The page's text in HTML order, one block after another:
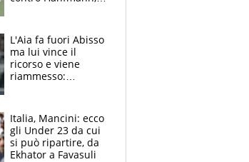
L'Aia fa fuori Abisso
ma lui vince il
ricorso e viene
riammesso:
Italia, Mancini: ecco
gli Under 23 da cui
si può ripartire, da
Ekhator a Favasuli